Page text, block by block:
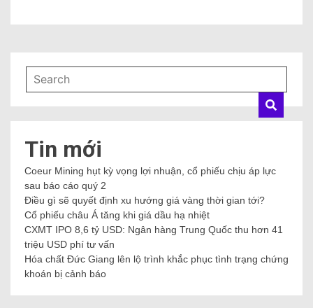
Tin mới
Coeur Mining hụt kỳ vọng lợi nhuận, cổ phiếu chịu áp lực
sau báo cáo quý 2
Điều gì sẽ quyết định xu hướng giá vàng thời gian tới?
Cổ phiếu châu Á tăng khi giá dầu hạ nhiệt
CXMT IPO 8,6 tỷ USD: Ngân hàng Trung Quốc thu hơn 41
triệu USD phí tư vấn
Hóa chất Đức Giang lên lộ trình khắc phục tình trạng chứng
khoán bị cảnh báo